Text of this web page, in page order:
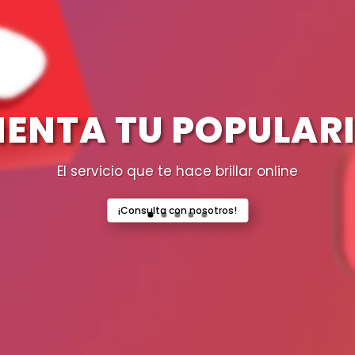
TU
El servicio que te hace brillar online
¡Consulta con nosotros!